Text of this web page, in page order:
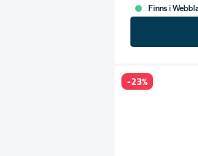
Finns i
-23%